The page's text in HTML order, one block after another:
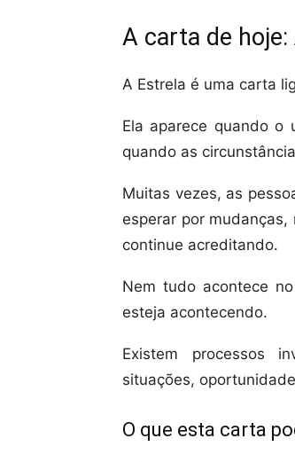
A carta de hoje:
A Estrela é uma carta
Ela aparece quando o
quando as
Muitas vezes, as
esperar por mudanças,
continue acreditando.
Nem tudo acontece
esteja acontecendo.
Existem processos
situações,
O que esta carta